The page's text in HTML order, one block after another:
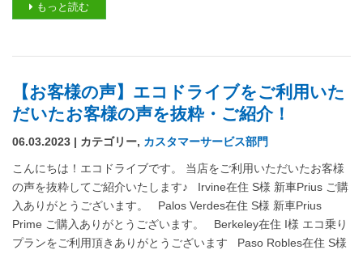
もっと読む
【お客様の声】エコドライブをご利用いた
だいたお客様の声を抜粋・ご紹介！
06.03.2023 | カテゴリー, カスタマーサービス部門
こんにちは！エコドライブです。 当店をご利用いただいたお客様
の声を抜粋してご紹介いたします♪ Irvine在住 S様 新車Prius ご購
入ありがとうございます。 Palos Verdes在住 S様 新車Prius
Prime ご購入ありがとうございます。 Berkeley在住 I様 エコ乗り
プランをご利用頂きありがとうございます Paso Robles在住 S様